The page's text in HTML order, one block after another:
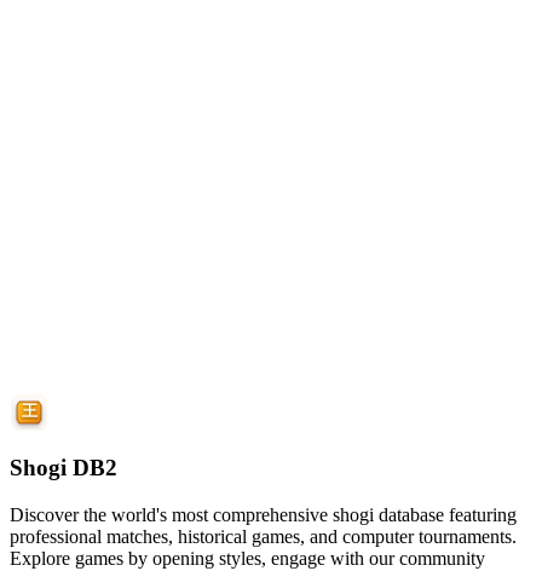
Shogi DB2
Discover the world's most comprehensive shogi database featuring
professional matches, historical games, and computer tournaments.
Explore games by opening styles, engage with our community